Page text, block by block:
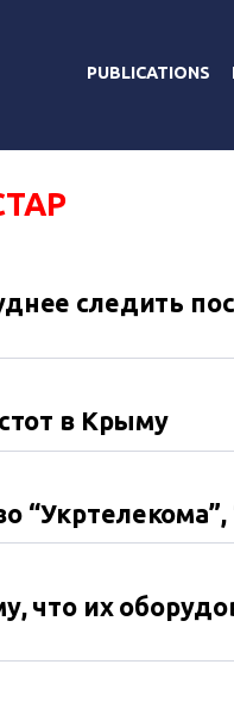
PUBLICATIONS
следить
в Крыму
что их